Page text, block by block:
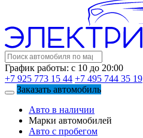
График работы: с 10 до 20:00
+7 925 773 15 44 +7 495 744 35 19
Заказать автомобиль
Авто в наличии
Марки автомобилей
Авто с пробегом